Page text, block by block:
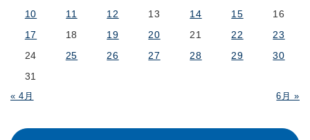
« 4月 6月 »
10
11 12 13 14 15
16
17
18 19 20 21 22
23
24
25 26 27 28 29
30
31